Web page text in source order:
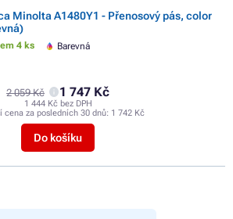
Minolta A1480Y1 - Přenosový pás, color
4 ks Barevná
2 059 Kč 1 747 Kč
1 444 Kč bez DPH
cena za posledních 30 dnů: 1 742 Kč
Do košíku